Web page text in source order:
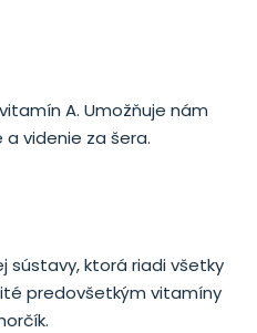
A. Umožňuje nám
videnie za šera.
sústavy, ktorá riadi všetky
predovšetkým vitamíny